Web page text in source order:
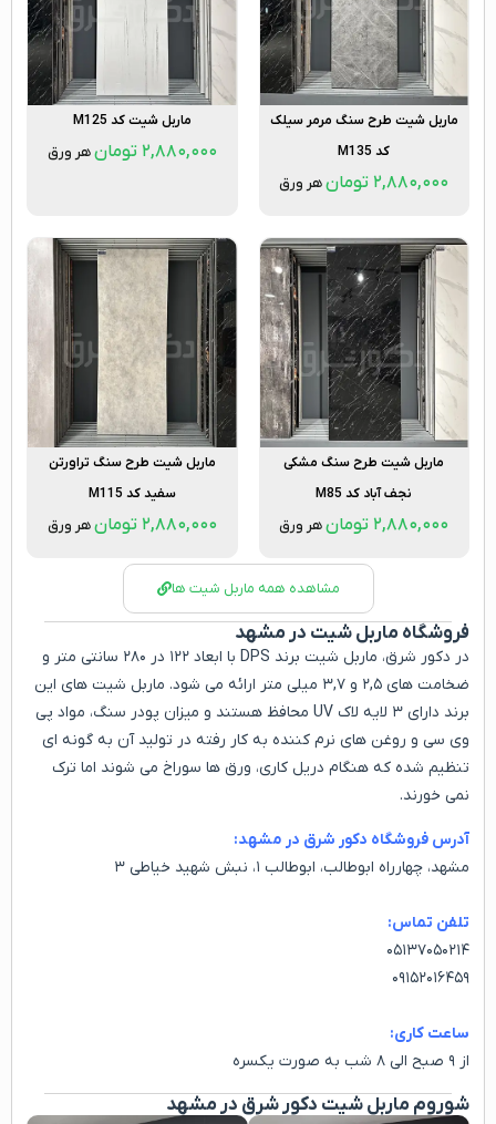
ماربل شیت طرح سنگ مرمر سیلک
کد M135
۲,۸۸۰,۰۰۰ تومانهر ورق
ماربل شیت کد M125
۲,۸۸۰,۰۰۰ تومانهر ورق
ماربل شیت طرح سنگ مشکی
نجف آباد کد M85
۲,۸۸۰,۰۰۰ تومانهر ورق
ماربل شیت طرح سنگ تراورتن
سفید کد M115
۲,۸۸۰,۰۰۰ تومانهر ورق
مشاهده همه ماربل شیت ها
فروشگاه ماربل شیت در مشهد
در دکور شرق، ماربل شیت برند DPS با ابعاد ۱۲۲ در ۲۸۰ سانتی متر و
ضخامت های ۲,۵ و ۳,۷ میلی متر ارائه می شود. ماربل شیت های این
برند دارای ۳ لایه لاک UV محافظ هستند و میزان پودر سنگ، مواد پی
وی سی و روغن های نرم کننده به کار رفته در تولید آن به گونه ای
تنظیم شده که هنگام دریل کاری، ورق ها سوراخ می شوند اما ترک
نمی خورند.
آدرس فروشگاه دکور شرق در مشهد:
مشهد، چهارراه ابوطالب، ابوطالب ۱، نبش شهید خیاطی ۳
تلفن تماس:
۰۵۱۳۷۰۵۰۲۱۴
۰۹۱۵۲۰۱۶۴۵۹
ساعت کاری:
از ۹ صبح الی ۸ شب به صورت یکسره
شوروم ماربل شیت دکور شرق در مشهد